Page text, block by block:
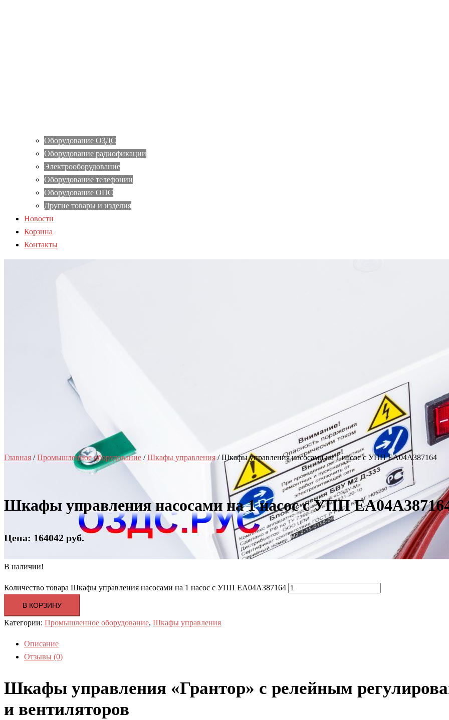
Оборудование ОЗДС
Оборудование радиофикации
Электрооборудование
Оборудование телефонии
Оборудование ОПС
Другие товары и изделия
Новости
Корзина
Контакты
Главная /Промышленное оборудование /Шкафы управления/ Шкафы управления насосами на 1 насос с УПП EA04A387164
Шкафы управления насосами на 1 насос с УПП
Цена: 164042 руб.
В наличии!
Количество товара Шкафы управления насосами на 1 насос с УПП EA04A387164
В КОРЗИНУ
Категории: Промышленное оборудование, Шкафы управления
Описание
Отзывы (0)
Шкафы управления «Грантор» с релейным
и вентиляторов